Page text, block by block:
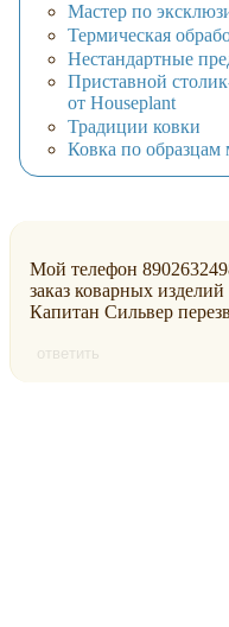
Мастер по
Термическая
Нестандартные
Приставной
от Houseplant
Традиции ковки
Ковка по
Мой телефон
заказ коварных
Капитан Сильвер
ответить